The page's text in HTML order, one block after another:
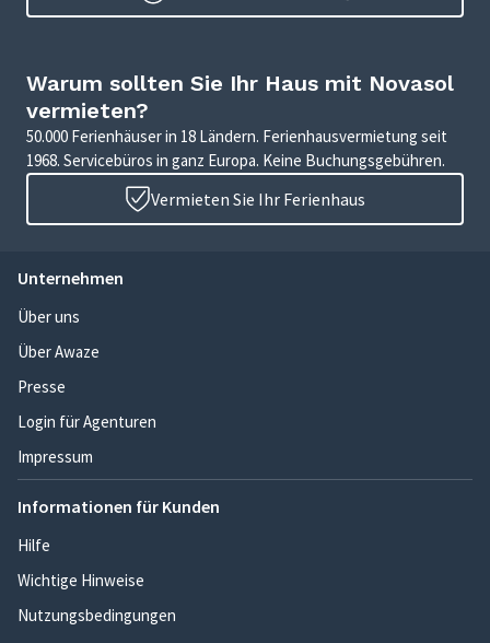
Warum sollten Sie Ihr Haus mit Novasol
vermieten?
50.000 Ferienhäuser in 18 Ländern. Ferienhausvermietung seit
1968. Servicebüros in ganz Europa. Keine Buchungsgebühren.
Vermieten Sie Ihr Ferienhaus
Unternehmen
Über uns
Über Awaze
Presse
Login für Agenturen
Impressum
Informationen für Kunden
Hilfe
Wichtige Hinweise
Nutzungsbedingungen